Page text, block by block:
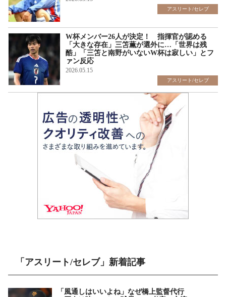
アスリート/セレブ
W杯メンバー26人が決定！ 指揮官が認める
「大きな存在」三笘薫が選外に…「世界は残
酷」「三笘と南野がいないW杯は寂しい」とフ
ァン反応
2026.05.15
アスリート/セレブ
「アスリート/セレブ」新着記事
「風通しはいいよね」なぜ橋上監督代行